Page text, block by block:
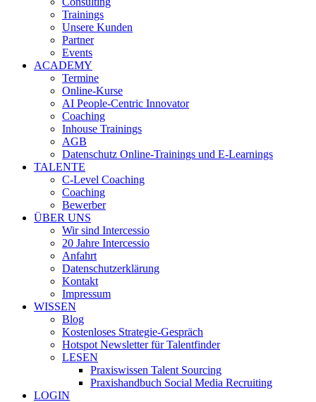
Trainings
Unsere Kunden
Partner
Events
ACADEMY
Termine
Online-Kurse
AI People-Centric Innovator
Coaching
Inhouse Trainings
AGB
Datenschutz Online-Trainings und E-Learnings
TALENTE
C-Level Coaching
Coaching
Bewerber
ÜBER UNS
Wir sind Intercessio
20 Jahre Intercessio
Anfahrt
Datenschutzerklärung
Kontakt
Impressum
WISSEN
Blog
Kostenloses Strategie-Gespräch
Hotspot Newsletter für Talentfinder
LESEN
Praxiswissen Talent Sourcing
Praxishandbuch Social Media Recruiting
LOGIN